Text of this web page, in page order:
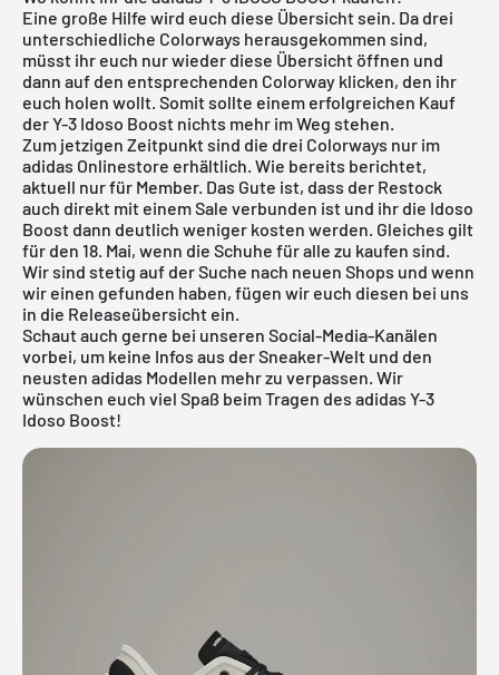
Eine große Hilfe wird euch diese Übersicht sein. Da drei
unterschiedliche Colorways herausgekommen sind,
müsst ihr euch nur wieder diese Übersicht öffnen und
dann auf den entsprechenden Colorway klicken, den ihr
euch holen wollt. Somit sollte einem erfolgreichen Kauf
der Y-3 Idoso Boost nichts mehr im Weg stehen.
Zum jetzigen Zeitpunkt sind die drei Colorways nur im
adidas Onlinestore erhältlich. Wie bereits berichtet,
aktuell nur für Member. Das Gute ist, dass der Restock
auch direkt mit einem Sale verbunden ist und ihr die Idoso
Boost dann deutlich weniger kosten werden. Gleiches gilt
für den 18. Mai, wenn die Schuhe für alle zu kaufen sind.
Wir sind stetig auf der Suche nach neuen Shops und wenn
wir einen gefunden haben, fügen wir euch diesen bei uns
in die Releaseübersicht ein.
Schaut auch gerne bei unseren Social-Media-Kanälen
vorbei, um keine Infos aus der Sneaker-Welt und den
neusten adidas Modellen mehr zu verpassen. Wir
wünschen euch viel Spaß beim Tragen des adidas Y-3
Idoso Boost!